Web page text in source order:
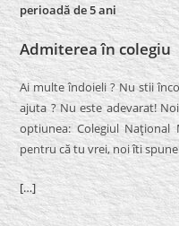
perioadă de 5 ani
Admiterea în colegiu
Ai multe îndoieli ? Nu stii
ajuta ? Nu este adevarat!
optiunea: Colegiul Naţional
pentru că tu vrei, noi îti
[…]